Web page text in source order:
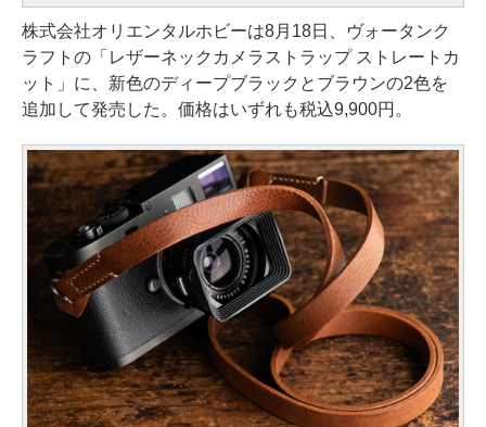
株式会社オリエンタルホビーは8月18日、ヴォータンク
ラフトの「レザーネックカメラストラップ ストレートカ
ット」に、新色のディープブラックとブラウンの2色を
追加して発売した。価格はいずれも税込9,900円。